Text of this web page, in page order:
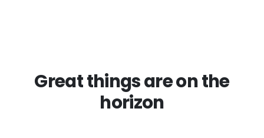
Great things are on the
horizon